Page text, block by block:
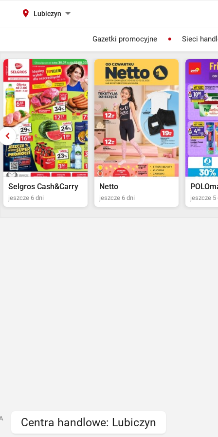
Lubiczyn
Gazetki promocyjne Sieci
Selgros Cash&Carry
jeszcze 6 dni
Netto
jeszcze 6 dni jeszcze 5
Centra handlowe: Lubiczyn